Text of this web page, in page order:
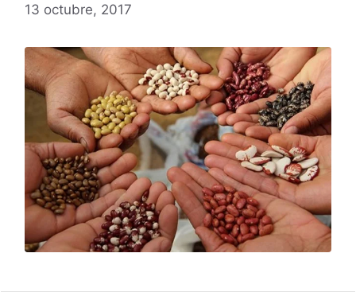
13 octubre, 2017